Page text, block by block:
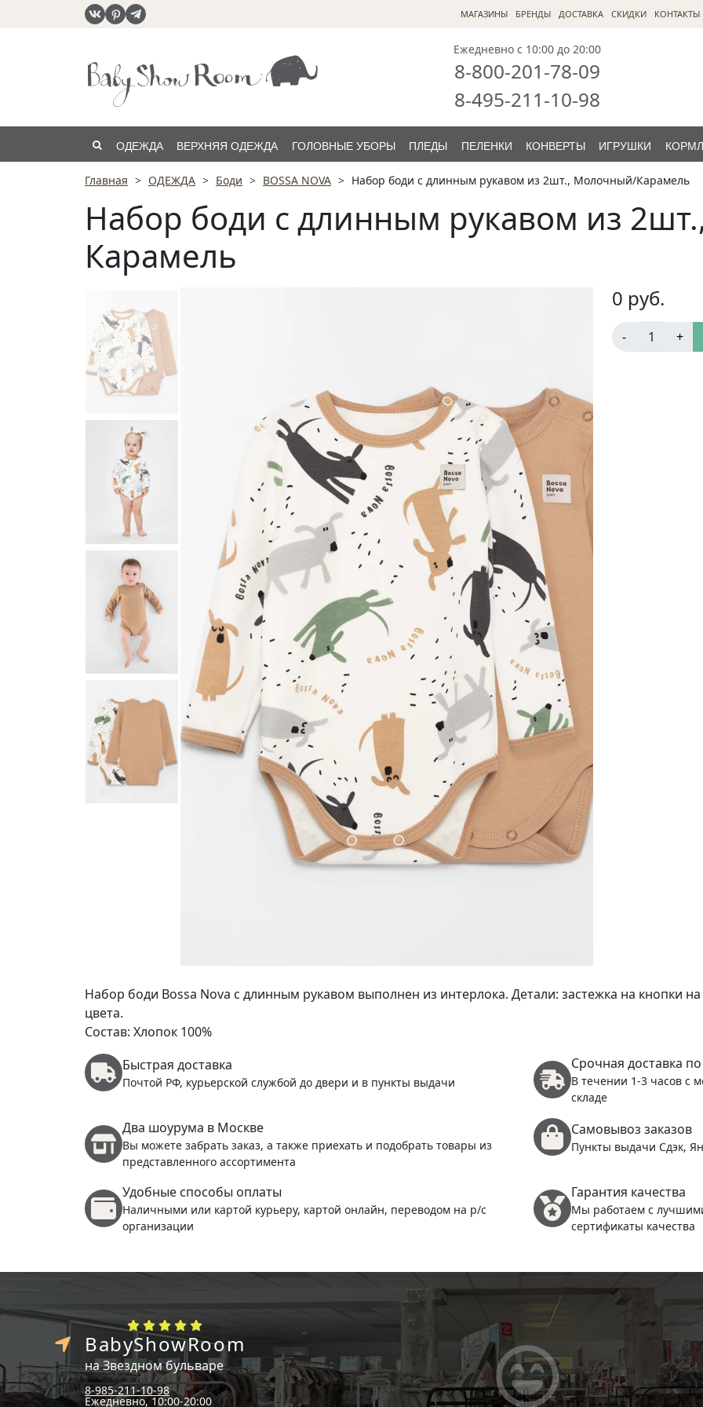
МАГАЗИНЫ БРЕНДЫ ДОСТАВКА СКИДКИ КОНТАКТЫ
Ежедневно с 10:00 до 20:00
8-800-201-78-09
8-495-211-10-98
ОДЕЖДА ВЕРХНЯЯ ОДЕЖДА ГОЛОВНЫЕ УБОРЫ ПЛЕДЫ ПЕЛЕНКИ КОНВЕРТЫ ИГРУШКИ
РАСПРОДАЖА
Главная ОДЕЖДА Боди BOSSA NOVA Набор боди с длинным рукавом из 2шт., Молочный/Карамель
Набор боди с длинным рукавом из
Карамель
0 руб.
- +
Набор боди Bossa Nova с длинным рукавом выполнен из интерлока. Детали: застежка на кнопки
цвета.
Состав: Хлопок 100%
Быстрая доставка
Почтой РФ, курьерской службой до двери и в пункты выдачи
Срочная доставка
В течении 1-3 часов с
складе
Два шоурума в Москве
Вы можете забрать заказ, а также приехать и подобрать товары из
представленного ассортимента
Самовывоз заказов
Пункты выдачи Сдэк,
Удобные способы оплаты
Наличными или картой курьеру, картой онлайн, переводом на р/с
организации
Гарантия качества
Мы работаем с
сертификаты качества
BabyShowRoom
на Звездном бульваре
8-985-211-10-98
Ежедневно, 10:00-20:00